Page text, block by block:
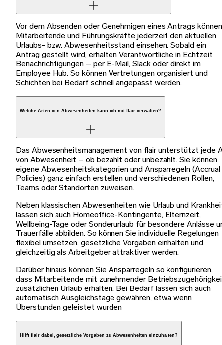
Vor dem Absenden oder Genehmigen eines Antrags können
Mitarbeitende und Führungskräfte jederzeit den aktuellen
Urlaubs- bzw. Abwesenheitsstand einsehen. Sobald ein
Antrag gestellt wird, erhalten Verantwortliche in Echtzeit
Benachrichtigungen – per E-Mail, Slack oder direkt im
Employee Hub. So können Vertretungen organisiert und
Schichten bei Bedarf schnell angepasst werden.
Welche Arten von Abwesenheiten kann ich mit flair verwalten?
Das Abwesenheitsmanagement von flair unterstützt jede
von Abwesenheit – ob bezahlt oder unbezahlt. Sie können
eigene Abwesenheitskategorien und Ansparregeln (Accrual
Policies) ganz einfach erstellen und verschiedenen Rollen,
Teams oder Standorten zuweisen.
Neben klassischen Abwesenheiten wie Urlaub und
lassen sich auch Homeoffice-Kontingente, Elternzeit,
Wellbeing-Tage oder Sonderurlaub für besondere Anlässe
Trauerfälle abbilden. So können Sie individuelle Regelungen
flexibel umsetzen, gesetzliche Vorgaben einhalten und
gleichzeitig als Arbeitgeber attraktiver werden.
Darüber hinaus können Sie Ansparregeln so konfigurieren,
dass Mitarbeitende mit zunehmender
zusätzlichen Urlaub erhalten. Bei Bedarf lassen sich auch
automatisch Ausgleichstage gewähren, etwa wenn
Überstunden geleistet wurden
Hilft flair dabei, gesetzliche Vorgaben zu Abwesenheiten einzuhalten?